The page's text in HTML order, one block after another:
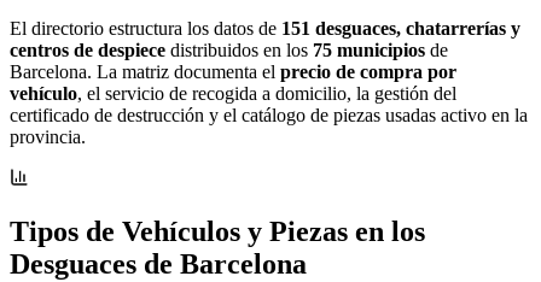
El directorio estructura los datos de 151 desguaces, chatarrerías y
centros de despiece distribuidos en los 75 municipios de
Barcelona. La matriz documenta el precio de compra por
vehículo, el servicio de recogida a domicilio, la gestión del
certificado de destrucción y el catálogo de piezas usadas activo en la
provincia.
Tipos de Vehículos y Piezas en los
Desguaces de Barcelona